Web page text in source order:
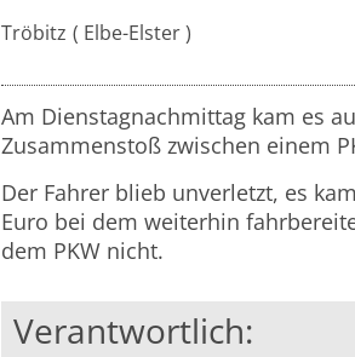
Tröbitz Elbe-Elster
Am Dienstagnachmittag kam es
Zusammenstoß zwischen einem
Der Fahrer blieb unverletzt, es
Euro bei dem weiterhin
dem PKW nicht.
Verantwortlich: